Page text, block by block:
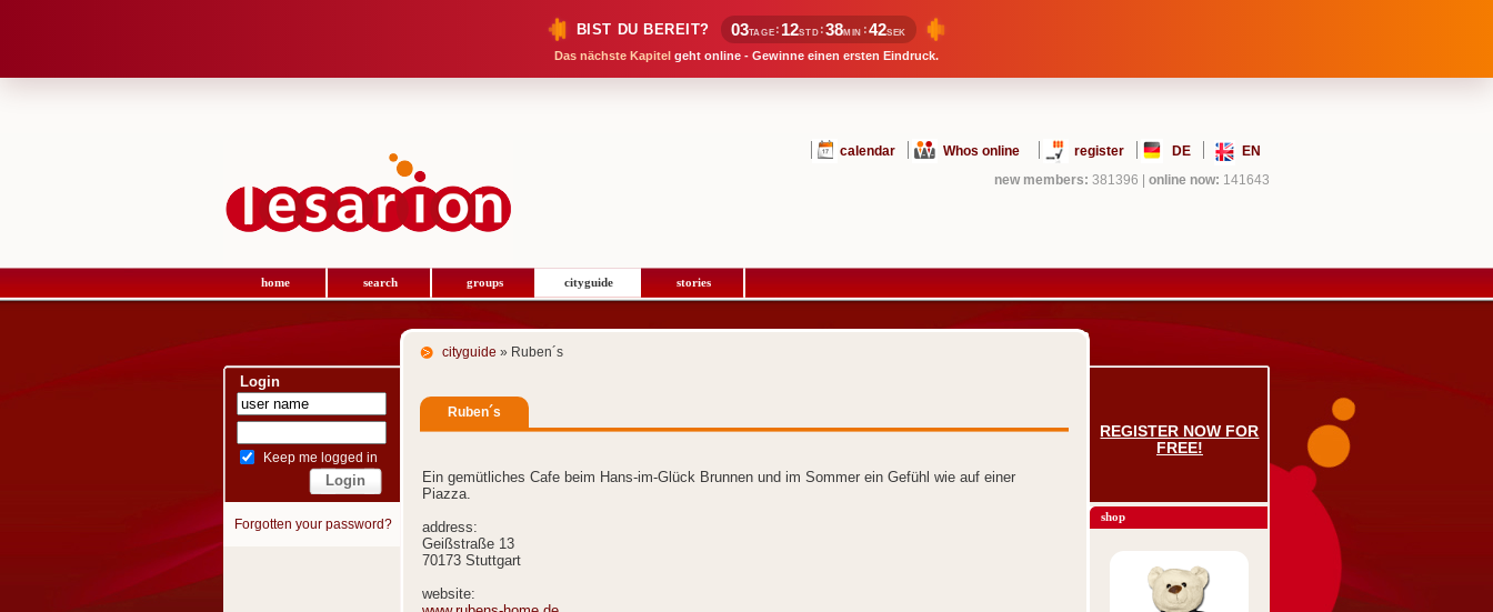
BIST DU BEREIT? 03TAGE : 12STD :38MIN :42SEK
Das nächste Kapitel geht online - Gewinne einen ersten Eindruck.
calendar Whos online register DE
EN
new members: 381396 online now: 141643
home search groups cityguide stories
Login
Keep me logged in
Forgotten your password?
cityguide » Ruben´s
Ruben´s
Ein gemütliches Cafe beim Hans-im-Glück Brunnen und im Sommer ein Gefühl wie auf einer
Piazza.
address:
Geißstraße 13
70173 Stuttgart
website:
REGISTER NOW FOR
FREE!
shop